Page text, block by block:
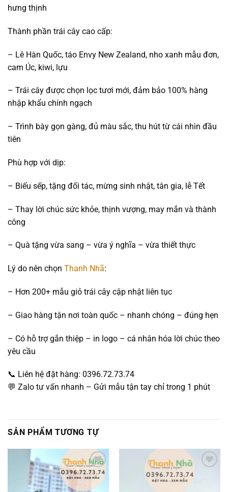
hưng thịnh
Thành phần trái cây cao cấp:
– Lê Hàn Quốc, táo Envy New Zealand, nho xanh mẫu đơn,
cam Úc, kiwi, lựu
– Trái cây được chọn lọc tươi mới, đảm bảo 100% hàng
nhập khẩu chính ngạch
– Trình bày gọn gàng, đủ màu sắc, thu hút từ cái nhìn đầu
tiên
Phù hợp với dịp:
– Biếu sếp, tặng đối tác, mừng sinh nhật, tân gia, lễ Tết
– Thay lời chúc sức khỏe, thịnh vượng, may mắn và thành
công
– Quà tặng vừa sang – vừa ý nghĩa – vừa thiết thực
Lý do nên chọn Thanh Nhã:
– Hơn 200+ mẫu giỏ trái cây cập nhật liên tục
– Giao hàng tận nơi toàn quốc – nhanh chóng – đúng hẹn
– Có hỗ trợ gắn thiệp – in logo – cá nhân hóa lời chúc theo
yêu cầu
📞 Liên hệ đặt hàng: 0396.72.73.74
💬 Zalo tư vấn nhanh – Gửi mẫu tận tay chỉ trong 1 phút
SẢN PHẨM TƯƠNG TỰ
Add to
wishlist